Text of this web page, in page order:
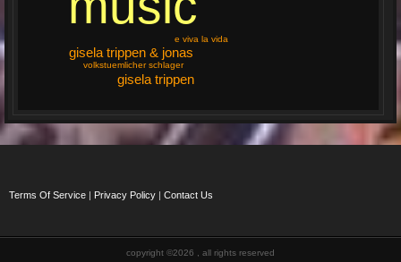
gisela trippen & jonas
gisela trippen
volkstuemlicher schlager
e viva la vida
Terms Of Service | Privacy Policy | Contact Us
copyright ©2026 , all rights reserved